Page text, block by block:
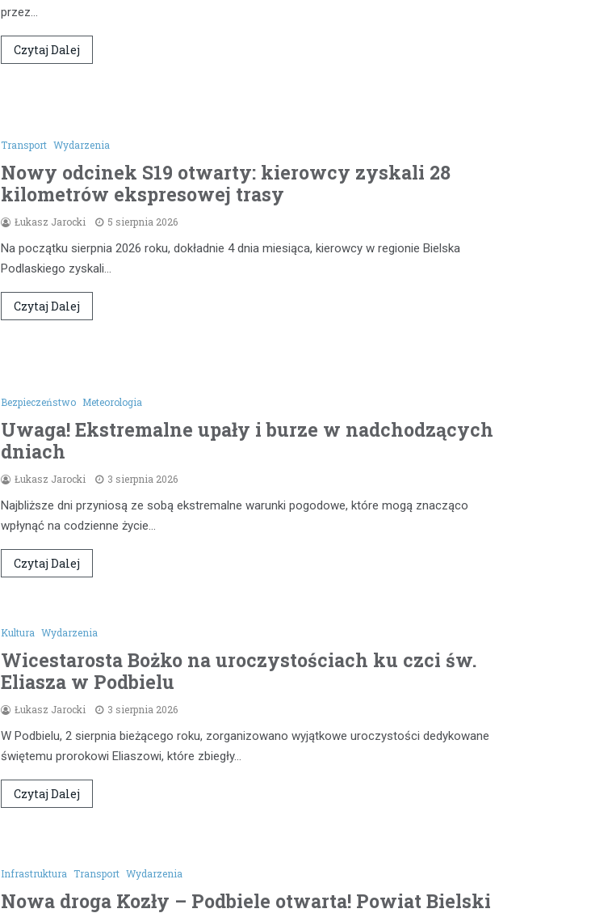
przez…
Czytaj Dalej
Transport Wydarzenia
Nowy odcinek S19 otwarty: kierowcy zyskali 28
kilometrów ekspresowej trasy
Łukasz Jarocki 5 sierpnia 2026
Na początku sierpnia 2026 roku, dokładnie 4 dnia miesiąca, kierowcy w regionie Bielska
Podlaskiego zyskali…
Czytaj Dalej
Bezpieczeństwo Meteorologia
Uwaga! Ekstremalne upały i burze w nadchodzących
dniach
Łukasz Jarocki 3 sierpnia 2026
Najbliższe dni przyniosą ze sobą ekstremalne warunki pogodowe, które mogą znacząco
wpłynąć na codzienne życie…
Czytaj Dalej
Kultura Wydarzenia
Wicestarosta Bożko na uroczystościach ku czci św.
Eliasza w Podbielu
Łukasz Jarocki 3 sierpnia 2026
W Podbielu, 2 sierpnia bieżącego roku, zorganizowano wyjątkowe uroczystości dedykowane
świętemu prorokowi Eliaszowi, które zbiegły…
Czytaj Dalej
Infrastruktura Transport Wydarzenia
Nowa droga Kozły – Podbiele otwarta! Powiat Bielski